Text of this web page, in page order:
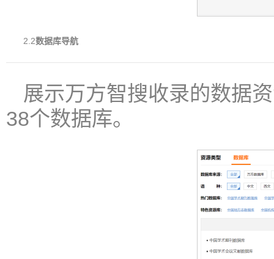
2.2数据库导航
展示万方智搜收录的数据
38个数据库。